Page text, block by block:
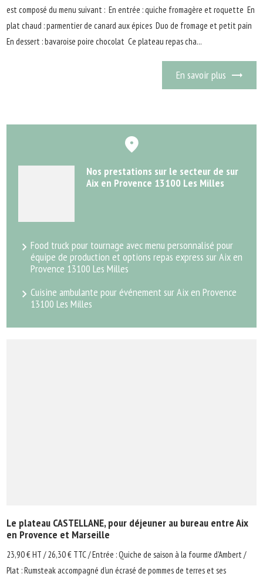
est composé du menu suivant : En entrée : quiche fromagère et roquette En
plat chaud : parmentier de canard aux épices Duo de fromage et petit pain
En dessert : bavaroise poire chocolat Ce plateau repas cha...
En savoir plus
Nos prestations sur le secteur de sur
Aix en Provence 13100 Les Milles
Food truck pour tournage avec menu personnalisé pour
équipe de production et options repas express sur Aix en
Provence 13100 Les Milles
Cuisine ambulante pour événement sur Aix en Provence
13100 Les Milles
Le plateau CASTELLANE, pour déjeuner au bureau entre Aix
en Provence et Marseille
23,90 € HT / 26,30 € TTC / Entrée : Quiche de saison à la fourme d’Ambert /
Plat : Rumsteak accompagné d’un écrasé de pommes de terres et ses